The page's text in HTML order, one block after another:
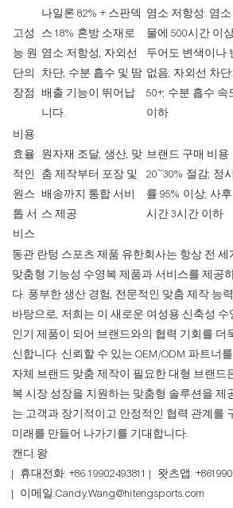
고성
능 원
단의
장점
나일론 82% + 스판덱
스 18% 혼방 소재로
염소 저항성, 자외선
차단, 수분 흡수 및 땀
배출 기능이 뛰어납
니다.
염소 저항성: 염
물에 500시간 이
두어도 변색이나
없음; 자외선 차단
50+; 수분 흡수 속
이하
비용
효율
적인
원스
톱 서
비스
원자재 조달, 생산, 맞
춤 제작부터 포장 및
배송까지 통합 서비
스 제공
브랜드 구매 비용
20~30% 절감; 정
률 95% 이상; 사
시간 3시간 이하
동관 란텅 스포츠 제품 유한회사는 항상 전 세
맞춤형 기능성 수영복 제품과 서비스를 제공
다. 풍부한 생산 경험, 전문적인 맞춤 제작 능
바탕으로, 저희는 이 새로운 여성용 신축성 수
인기 제품이 되어 브랜드와의 협력 기회를 더
신합니다. 신뢰할 수 있는 OEM/ODM 파트너
자체 브랜드 맞춤 제작이 필요한 대형 브랜드
복 시장 성장을 지원하는 맞춤형 솔루션을 제
는 고객과 장기적이고 안정적인 협력 관계를
미래를 만들어 나가기를 기대합니다.
캔디.왕
| 휴대전화: +86 19902493811 | 왓츠앱:
| 이메일:Candy.Wang@hitengsports.com